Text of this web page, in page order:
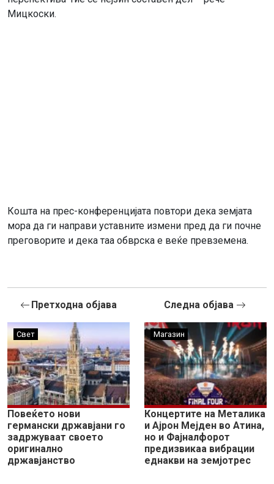
Мицкоски.
Кошта на прес-конференцијата повтори дека земјата
мора да ги направи уставните измени пред да ги почне
преговорите и дека таа обврска е веќе превземена.
Претходна објава
Свет
Повеќето нови
германски државјани го
задржуваат своето
оригинално
државјанство
Следна објава
Магазин
Концертите на Металика
и Ајрон Мејден во Атина,
но и Фајналфорот
предизвикаа вибрации
еднакви на земјотрес